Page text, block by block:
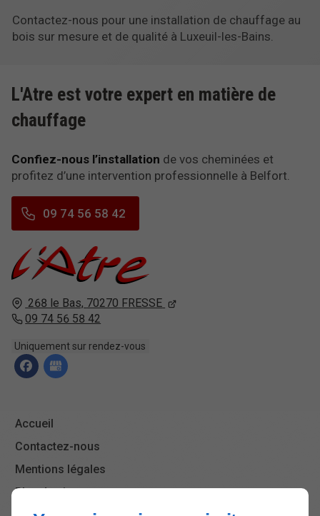
Contactez-nous pour une installation de chauffage au
bois sur mesure et de qualité à Luxeuil-les-Bains.
268 le Bas, 70270 FRESSE
09 74 56 58 42
Uniquement sur rendez-vous
Accueil
Contactez-nous
Mentions légales
Plan du site
L'Atre est votre expert en matière de
chauffage
Confiez-nous l’installation de vos cheminées et
profitez d’une intervention professionnelle à Belfort.
09 74 56 58 42